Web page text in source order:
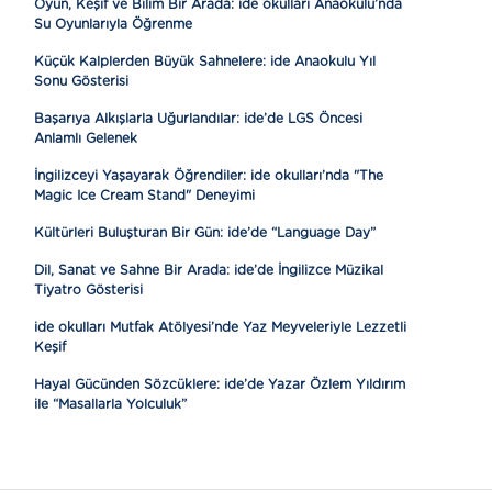
Oyun, Keşif ve Bilim Bir Arada: ide okulları Anaokulu’nda
Su Oyunlarıyla Öğrenme
Küçük Kalplerden Büyük Sahnelere: ide Anaokulu Yıl
Sonu Gösterisi
Başarıya Alkışlarla Uğurlandılar: ide’de LGS Öncesi
Anlamlı Gelenek
İngilizceyi Yaşayarak Öğrendiler: ide okulları’nda "The
Magic Ice Cream Stand" Deneyimi
Kültürleri Buluşturan Bir Gün: ide’de “Language Day”
Dil, Sanat ve Sahne Bir Arada: ide’de İngilizce Müzikal
Tiyatro Gösterisi
ide okulları Mutfak Atölyesi’nde Yaz Meyveleriyle Lezzetli
Keşif
Hayal Gücünden Sözcüklere: ide’de Yazar Özlem Yıldırım
ile “Masallarla Yolculuk”